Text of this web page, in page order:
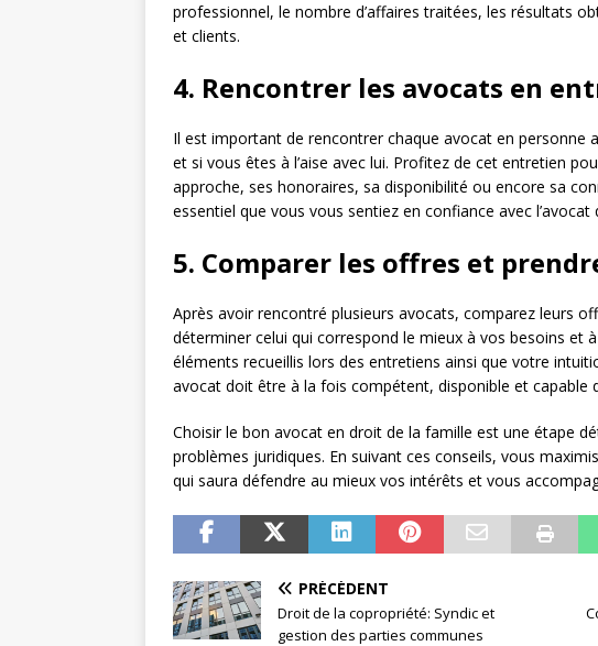
professionnel, le nombre d’affaires traitées, les résultats
et clients.
4. Rencontrer les avocats en
Il est important de rencontrer chaque avocat en personne
et si vous êtes à l’aise avec lui. Profitez de cet entretien
approche, ses honoraires, sa disponibilité ou encore sa
essentiel que vous vous sentiez en confiance avec l’avocat
5. Comparer les offres et
Après avoir rencontré plusieurs avocats, comparez leurs
déterminer celui qui correspond le mieux à vos besoins et
éléments recueillis lors des entretiens ainsi que votre
avocat doit être à la fois compétent, disponible et capable
Choisir le bon avocat en droit de la famille est une étape
problèmes juridiques. En suivant ces conseils, vous
qui saura défendre au mieux vos intérêts et vous
PRÉCÉDENT
Droit de la copropriété: Syndic et
gestion des parties communes